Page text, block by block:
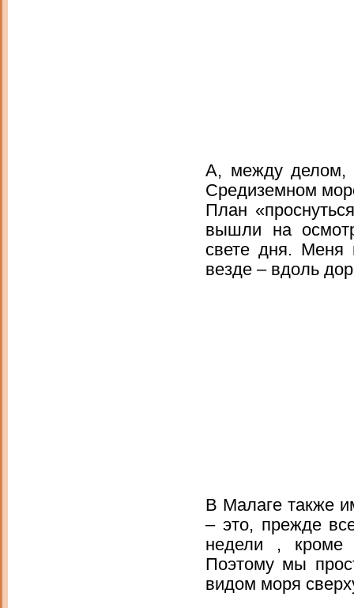
А, между делом,
Средиземном
План
вышли на
свете дня. Меня
везде – вдоль
В Малаге также
– это, прежде
недели , кроме
Поэтому мы
видом моря